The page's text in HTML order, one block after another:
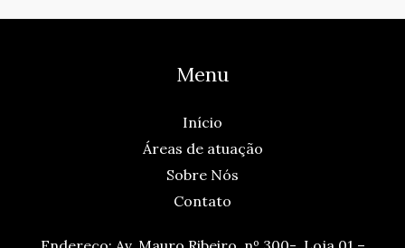
Menu
Início
Áreas de atuação
Sobre Nós
Contato